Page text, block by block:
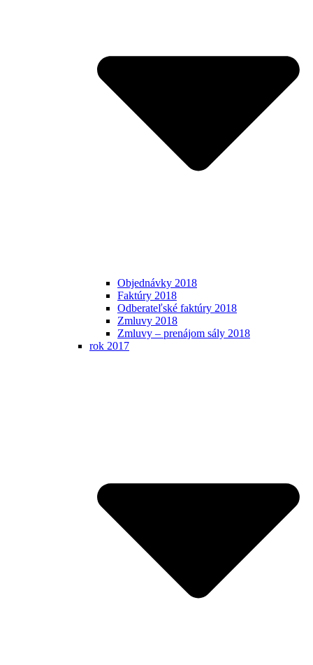
Objednávky 2018
Faktúry 2018
Odberateľské faktúry 2018
Zmluvy 2018
Zmluvy – prenájom sály 2018
rok 2017